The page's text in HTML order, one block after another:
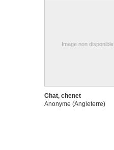
Image non disponible
Chat, chenet
Anonyme (Angleterre)